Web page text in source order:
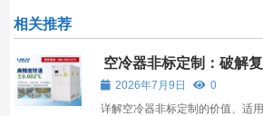
相关推荐
空冷器非标定制：破解
题2026年7月9日
0
详解空冷器非标定制的价值、适